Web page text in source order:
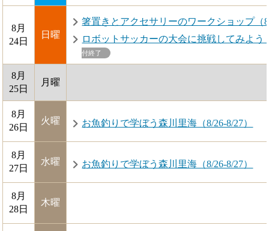
8月
24日
日曜
箸置きとアクセサリーのワークショップ（
ロボットサッカーの大会に挑戦してみよう
付終了
8月
25日
月曜
8月
26日
火曜 お魚釣りで学ぼう森川里海（8/26-8/27）
8月
27日
水曜 お魚釣りで学ぼう森川里海（8/26-8/27）
8月
28日
木曜